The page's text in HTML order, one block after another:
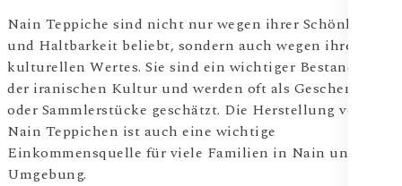
Nain Teppiche sind nicht nur wegen ihrer Schönheit
und Haltbarkeit beliebt, sondern auch wegen ihres
kulturellen Wertes. Sie sind ein wichtiger Bestandteil
der iranischen Kultur und werden oft als Geschenke
oder Sammlerstücke geschätzt. Die Herstellung von
Nain Teppichen ist auch eine wichtige
Einkommensquelle für viele Familien in Nain und der
Umgebung.